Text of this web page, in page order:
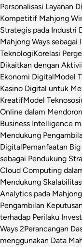
Personalisasi Layanan
Kompetitif Mahjong
Strategis pada Industri
Mahjong Ways sebagai
TeknologiKorelasi
Dikaitkan dengan
Ekonomi DigitalModel
Kasino Digital untuk
KreatifModel
Online dalam
Business Intelligence
Mendukung
DigitalPemanfaatan
sebagai Pendukung
Cloud Computing
Mendukung
Analytics pada
Pengambilan
terhadap Perilaku
Ways 2Perancangan
menggunakan Data